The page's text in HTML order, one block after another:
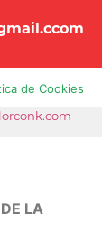
de Cookies
LA